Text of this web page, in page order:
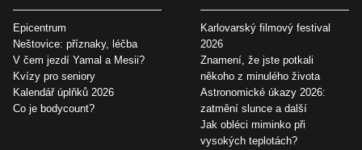
Epicentrum
Neštovice: příznaky, léčba
V čem jezdí Yamal a Mesii?
Kvízy pro seniory
Kalendář úplňků 2026
Co je bodycount?
Karlovarský filmový festival
2026
Znamení, že jste potkali
někoho z minulého života
Astronomické úkazy 2026:
zatmění slunce a další
Jak obléci miminko při
vysokých teplotách?